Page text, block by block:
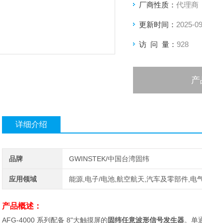
厂商性质： 代理商
更新时间： 2025-
访 问 量： 928
产
详细介绍
品牌 GWINSTEK/中国台湾固纬
应用领域 能源,电子/电池,航空航天,汽车及零部件,电
产品概述：
AFG-4000 系列配备 8"大触摸屏的固纬任意波形信号发生器。单